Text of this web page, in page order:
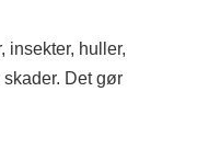
insekter, huller,
Det gør